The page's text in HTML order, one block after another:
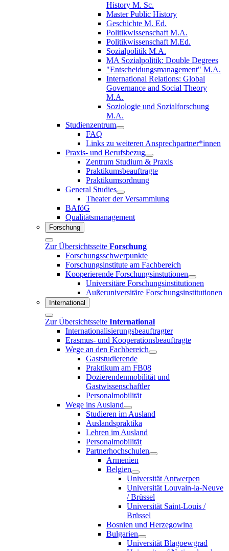
History M. Sc.
Master Public History
Geschichte M. Ed.
Politikwissenschaft M.A.
Politikwissenschaft M.Ed.
Sozialpolitik M.A.
MA Sozialpolitik: Double Degrees
"Entscheidungsmanagement" M.A.
International Relations: Global
Governance and Social Theory
M.A.
Soziologie und Sozialforschung
M.A.
Studienzentrum
FAQ
Links zu weiteren Ansprechpartner*innen
Praxis- und Berufsbezug
Zentrum Studium & Praxis
Praktikumsbeauftragte
Praktikumsordnung
General Studies
Theater der Versammlung
BAföG
Qualitätsmanagement
Forschung
Zur Übersichtsseite Forschung
Forschungsschwerpunkte
Forschungsinstitute am Fachbereich
Kooperierende Forschungsinstutionen
Universitäre Forschungsinstitutionen
Außeruniversitäre Forschungsinstitutionen
International
Zur Übersichtsseite International
Internationalisierungsbeauftragter
Erasmus- und Kooperationsbeauftragte
Wege an den Fachbereich
Gaststudierende
Praktikum am FB08
Dozierendenmobilität und
Gastwissenschaftler
Personalmobilität
Wege ins Ausland
Studieren im Ausland
Auslandspraktika
Lehren im Ausland
Personalmobilität
Partnerhochschulen
Armenien
Belgien
Universität Antwerpen
Universität Louvain-la-Neuve
/ Brüssel
Universität Saint-Louis /
Brüssel
Bosnien und Herzegowina
Bulgarien
Universität Blagoewgrad